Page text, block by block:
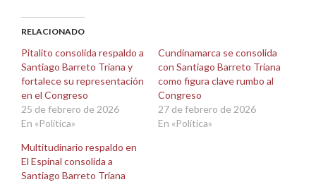
(Se
abre
una
ventana
nueva)
(Se
abre
una
ventana
nueva)
RELACIONADO
Pitalito consolida respaldo a
Santiago Barreto Triana y
fortalece su representación
en el Congreso
25 de febrero de 2026
En «Política»
Cundinamarca se consolida
con Santiago Barreto Triana
como figura clave rumbo al
Congreso
27 de febrero de 2026
En «Política»
Multitudinario respaldo en
El Espinal consolida a
Santiago Barreto Triana